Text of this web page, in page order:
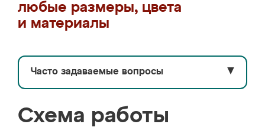
любые размеры, цвета
и материалы
Часто задаваемые вопросы ▼
Схема работы